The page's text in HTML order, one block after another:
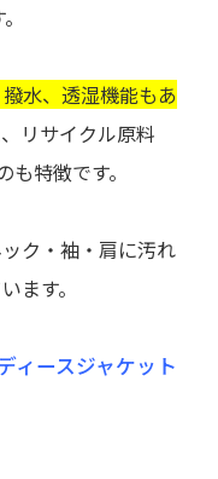
水、透湿機能もあ
リサイクル原料
特徴です。
ク・袖・肩に汚れ
ます。
ィースジャケット